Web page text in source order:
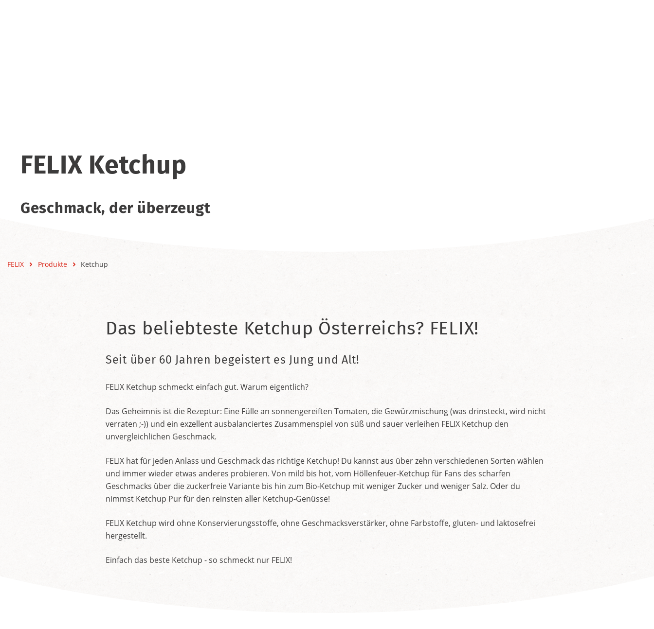
FELIX Ketchup
Geschmack, der überzeugt
FELIX Produkte Ketchup
Das beliebteste Ketchup Österreichs? FELIX!
Seit über 60 Jahren begeistert es Jung und Alt!
FELIX Ketchup schmeckt einfach gut. Warum eigentlich?
Das Geheimnis ist die Rezeptur: Eine Fülle an sonnengereiften Tomaten, die Gewürzmischung (was drinsteckt, wird nicht
verraten ;-)) und ein exzellent ausbalanciertes Zusammenspiel von süß und sauer verleihen FELIX Ketchup den
unvergleichlichen Geschmack.
FELIX hat für jeden Anlass und Geschmack das richtige Ketchup! Du kannst aus über zehn verschiedenen Sorten wählen
und immer wieder etwas anderes probieren. Von mild bis hot, vom Höllenfeuer-Ketchup für Fans des scharfen
Geschmacks über die zuckerfreie Variante bis hin zum Bio-Ketchup mit weniger Zucker und weniger Salz. Oder du
nimmst Ketchup Pur für den reinsten aller Ketchup-Genüsse!
FELIX Ketchup wird ohne Konservierungsstoffe, ohne Geschmacksverstärker, ohne Farbstoffe, gluten- und laktosefrei
hergestellt.
Einfach das beste Ketchup - so schmeckt nur FELIX!